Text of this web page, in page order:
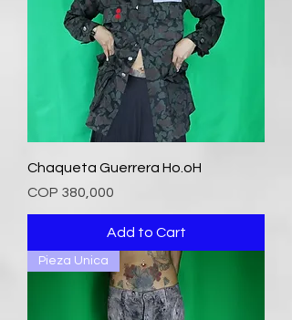
Chaqueta Guerrera Ho.oH
Price
COP 380,000
Add to Cart
Pieza Unica